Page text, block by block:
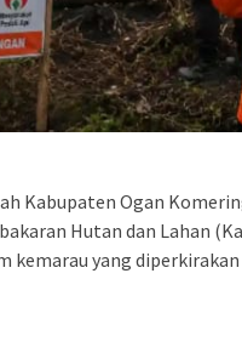
Kabupaten Ogan
Hutan dan Lahan
yang